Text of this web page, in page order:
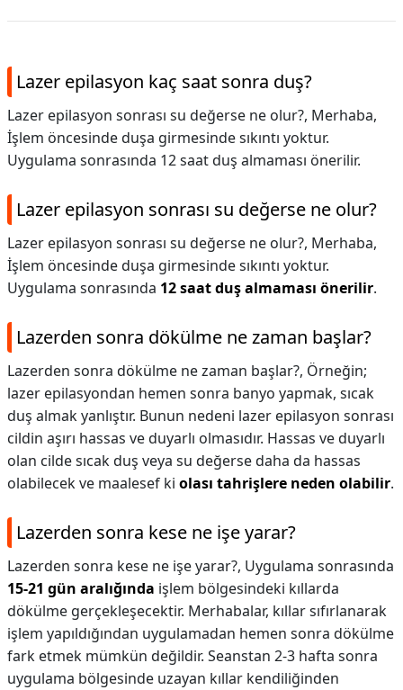
Lazer epilasyon kaç saat sonra duş?
Lazer epilasyon sonrası su değerse ne olur?, Merhaba,
İşlem öncesinde duşa girmesinde sıkıntı yoktur.
Uygulama sonrasında 12 saat duş almaması önerilir.
Lazer epilasyon sonrası su değerse ne olur?
Lazer epilasyon sonrası su değerse ne olur?, Merhaba,
İşlem öncesinde duşa girmesinde sıkıntı yoktur.
Uygulama sonrasında 12 saat duş almaması önerilir.
Lazerden sonra dökülme ne zaman başlar?
Lazerden sonra dökülme ne zaman başlar?, Örneğin;
lazer epilasyondan hemen sonra banyo yapmak, sıcak
duş almak yanlıştır. Bunun nedeni lazer epilasyon sonrası
cildin aşırı hassas ve duyarlı olmasıdır. Hassas ve duyarlı
olan cilde sıcak duş veya su değerse daha da hassas
olabilecek ve maalesef ki olası tahrişlere neden olabilir.
Lazerden sonra kese ne işe yarar?
Lazerden sonra kese ne işe yarar?, Uygulama sonrasında
15-21 gün aralığında işlem bölgesindeki kıllarda
dökülme gerçekleşecektir. Merhabalar, kıllar sıfırlanarak
işlem yapıldığından uygulamadan hemen sonra dökülme
fark etmek mümkün değildir. Seanstan 2-3 hafta sonra
uygulama bölgesinde uzayan kıllar kendiliğinden